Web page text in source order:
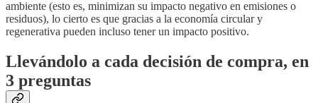
ambiente (esto es, minimizan su impacto negativo en emisiones o
residuos), lo cierto es que gracias a la economía circular y
regenerativa pueden incluso tener un impacto positivo.
Llevándolo a cada decisión de compra, en
3 preguntas